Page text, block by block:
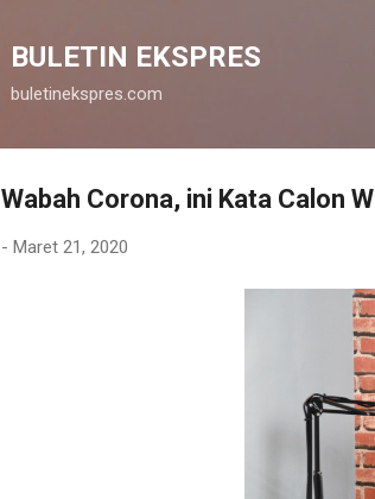
BULETIN EKSPRES
buletinekspres.com
Wabah Corona, ini Kata Calon
- Maret 21, 2020